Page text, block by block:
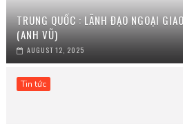
TRUNG QUỐC : LÃNH ĐẠO NGOẠI
(ANH VŨ)
AUGUST 12, 2025
Tin tức